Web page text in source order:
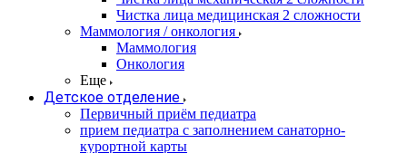
Чистка лица медицинская 2 сложности
Маммология / онкология
Маммология
Онкология
Еще
Детское отделение
Первичный приём педиатра
прием педиатра с заполнением санаторно-
курортной карты